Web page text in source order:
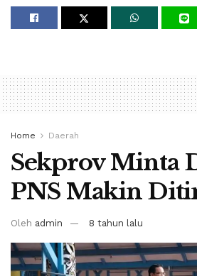
Home Daerah
Sekprov Minta
PNS Makin
Oleh admin 8 tahun lalu